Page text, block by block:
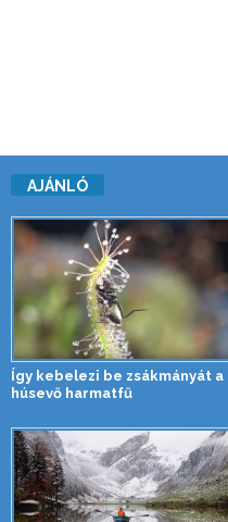
AJÁNLÓ
Így kebelezi be zsákmányát a
húsevő harmatfű